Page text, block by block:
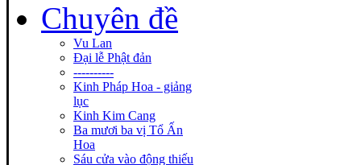
Chuyên đề
Vu Lan
Đại lễ Phật đản
----------
Kinh Pháp Hoa - giảng
lục
Kinh Kim Cang
Ba mươi ba vị Tổ Ấn
Hoa
Sáu cửa vào động thiếu